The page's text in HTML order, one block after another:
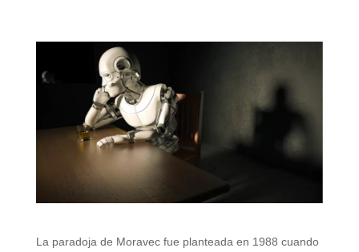
La paradoja de Moravec fue planteada en 1988 cuando